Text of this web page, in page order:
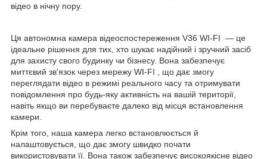
відео в нічну пору.
Ця автономна камера відеоспостереження V36 WI-FI — це
ідеальне рішення для тих, хто шукає надійний і зручний засіб
для захисту свого будинку чи бізнесу. Вона забезпечує
миттєвий зв'язок через мережу WI-FI , що дає змогу
переглядати відео в режимі реального часу та отримувати
повідомлення про будь-яку активність на вашій території,
навіть якщо ви перебуваєте далеко від місця встановлення
камери.
Крім того, наша камера легко встановлюється й
налаштовується, що дає змогу швидко почати
використовувати її. Вона також забезпечує високоякісне відео